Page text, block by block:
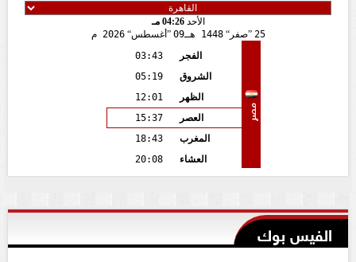
الأحد04:26 مـ
25
صفر 1448 هـ 09 أغسطس 2026 م
مصر
الفجر
03:43
الشروق
05:19
الظهر
12:01
العصر
15:37
المغرب
18:43
العشاء
20:08
الفيس بوك